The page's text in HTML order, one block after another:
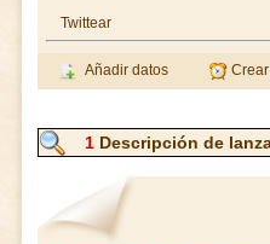
Twittear
Añadir datos
1 Descripción de